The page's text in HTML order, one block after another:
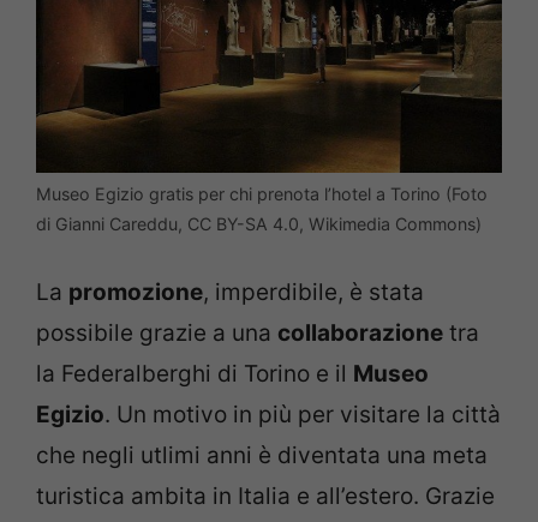
Museo Egizio gratis per chi prenota l’hotel a Torino (Foto
di Gianni Careddu, CC BY-SA 4.0, Wikimedia Commons)
La promozione, imperdibile, è stata
possibile grazie a una collaborazione tra
la Federalberghi di Torino e il Museo
Egizio. Un motivo in più per visitare la città
che negli utlimi anni è diventata una meta
turistica ambita in Italia e all’estero. Grazie